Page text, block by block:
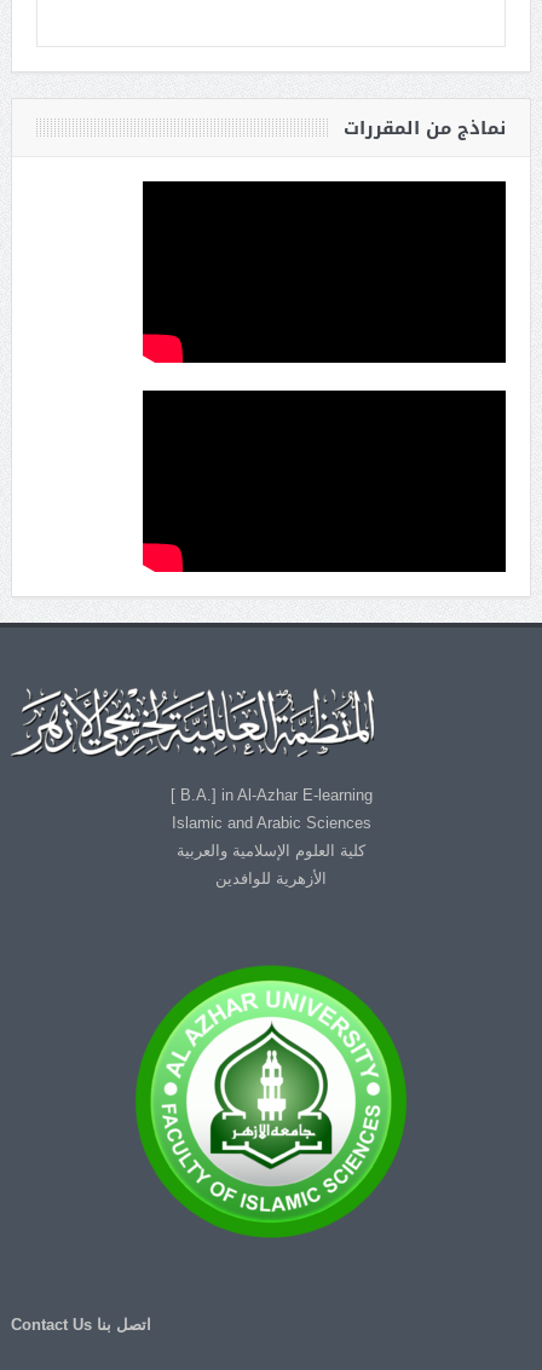
نماذج من المقررات
B.A.] in Al-Azhar E-learning ]
Islamic and Arabic Sciences
كلية العلوم الإسلامية والعربية
الأزهرية للوافدين
اتصل بنا Contact Us